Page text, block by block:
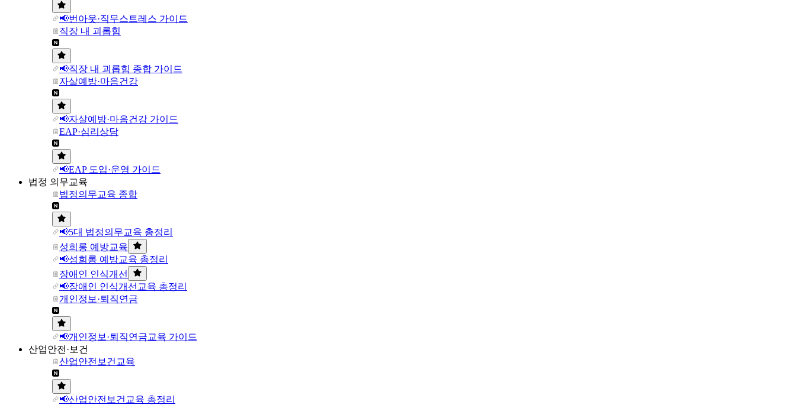
📢번아웃·직무스트레스 가이드
직장 내 괴롭힘
📢직장 내 괴롭힘 종합 가이드
자살예방·마음건강
📢자살예방·마음건강 가이드
EAP·심리상담
📢EAP 도입·운영 가이드
법정 의무교육
법정의무교육 종합
📢5대 법정의무교육 총정리
성희롱 예방교육
📢성희롱 예방교육 총정리
장애인 인식개선
📢장애인 인식개선교육 총정리
개인정보·퇴직연금
📢개인정보·퇴직연금교육 가이드
산업안전·보건
산업안전보건교육
📢산업안전보건교육 총정리